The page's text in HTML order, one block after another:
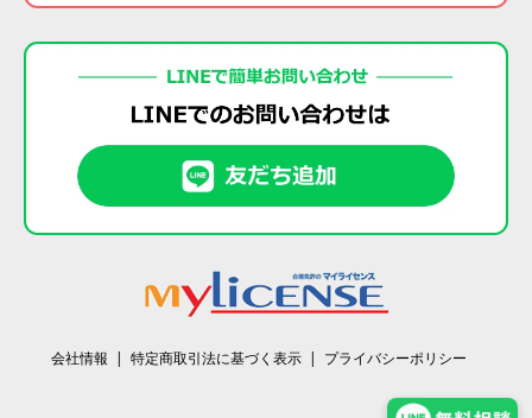
会社情報 特定商取引法に基づく表示 プライバシーポリシー